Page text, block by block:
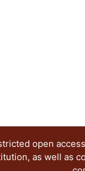
open
as well as